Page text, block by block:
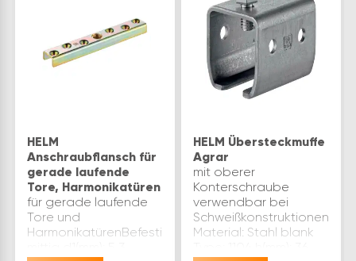
HELM
Anschraubflansch für
gerade laufende
Tore, Harmonikatüren
für gerade laufende
Tore und
HarmonikatürenBefestigungsloch
HELM Übersteckmuffe
Agrar
mit oberer
Konterschraube
verwendbar bei
Schweißkonstruktionen
Material: Stahl blank